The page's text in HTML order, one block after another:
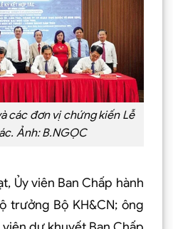
các đơn vị chứng kiến Lễ
Ảnh: B.NGỌC
Ủy viên Ban Chấp hành
trưởng Bộ KH&CN; ông